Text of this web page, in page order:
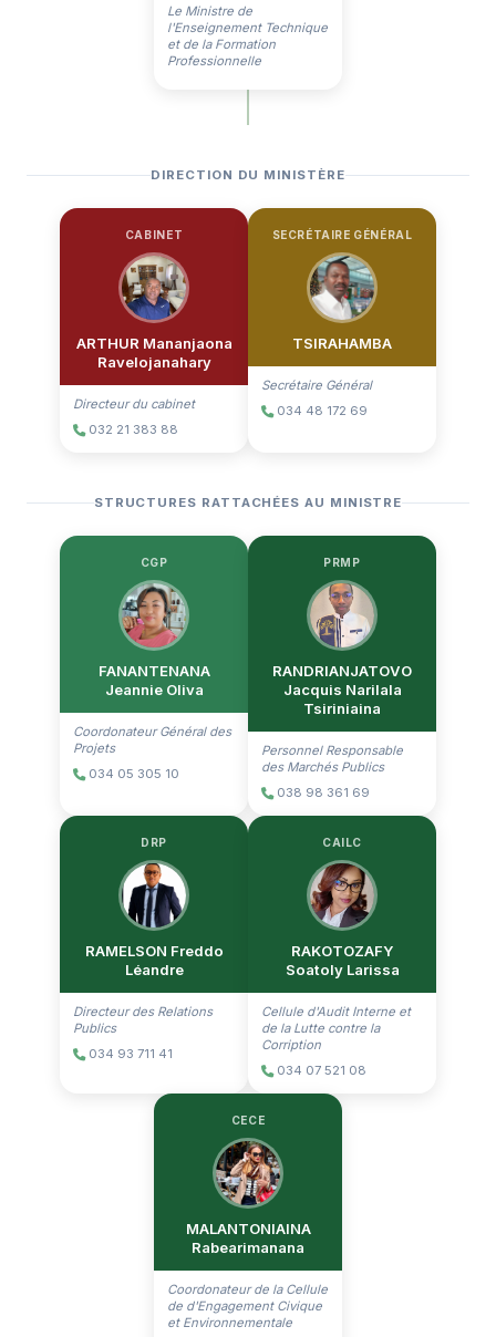
Le Ministre de
l'Enseignement Technique
et de la Formation
Professionnelle
DIRECTION DU MINISTÈRE
CABINET
ARTHUR Mananjaona
Ravelojanahary
Directeur du cabinet
032 21 383 88
SECRÉTAIRE GÉNÉRAL
TSIRAHAMBA
Secrétaire Général
034 48 172 69
STRUCTURES RATTACHÉES AU MINISTRE
CGP
FANANTENANA
Jeannie Oliva
Coordonateur Général des
Projets
034 05 305 10
PRMP
RANDRIANJATOVO
Jacquis Narilala
Tsiriniaina
Personnel Responsable
des Marchés Publics
038 98 361 69
DRP
RAMELSON Freddo
Léandre
Directeur des Relations
Publics
034 93 711 41
CAILC
RAKOTOZAFY
Soatoly Larissa
Cellule d'Audit Interne et
de la Lutte contre la
Corription
034 07 521 08
CECE
MALANTONIAINA
Rabearimanana
Coordonateur de la Cellule
de d'Engagement Civique
et Environnementale